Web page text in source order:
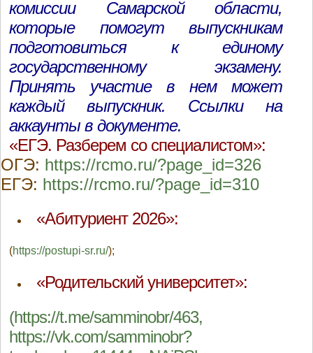
комиссии Самарской области,
которые помогут выпускникам
подготовиться к единому
государственному экзамену.
Принять участие в нем может
каждый выпускник. Ссылки на
аккаунты в документе.
«ЕГЭ. Разберем со специалистом»:
ОГЭ: https://rcmo.ru/?page_id=326
ЕГЭ: https://rcmo.ru/?page_id=310
«Абитуриент 2026»:
(https://postupi-sr.ru/);
«Родительский университет»:
(https://t.me/samminobr/463,
https://vk.com/samminobr?